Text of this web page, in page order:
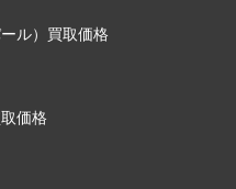
ル）買取価格
価格